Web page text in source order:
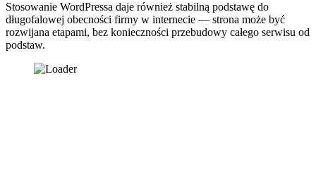
Stosowanie WordPressa daje również stabilną podstawę do
długofalowej obecności firmy w internecie — strona może być
rozwijana etapami, bez konieczności przebudowy całego serwisu od
podstaw.